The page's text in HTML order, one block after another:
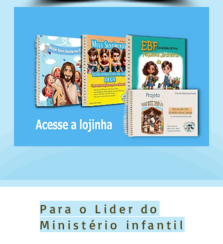
Para o Lider do
Ministério infantil